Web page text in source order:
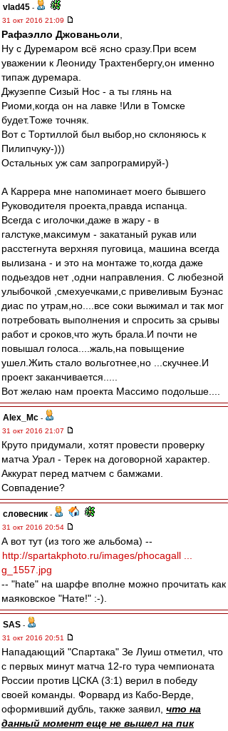
vlad45 -
31 окт 2016 21:09
Рафаэлло Джованьоли
Ну с Дуремаром всё ясно сразу.При всем
уважении к Леониду Трахтенбергу,он именно
типаж дуремара.
Джузеппе Сизый Нос - а ты глянь на
Риоми,когда он на лавке !Или в Томске
будет.Тоже точняк.
Вот с Тортиллой был выбор,но склоняюсь к
Пилипчуку-)))
Остальных уж сам запрограмируй-)
А Каррера мне напоминает моего бывшего
Руководителя проекта,правда испанца.
Всегда с иголочки,даже в жару - в
галстуке,максимум - закатаный рукав или
расстегнута верхняя пуговица, машина всегда
вылизана - и это на монтаже то,когда даже
подьездов нет ,одни направления. С любезной
улыбочкой ,смехуечками,с привеливым Буэнас
диас по утрам,но....все соки выжимал и так мог
потребовать выполнения и спросить за срывы
работ и сроков,что жуть брала.И почти не
повышал голоса....жаль,на повыщение
ушел.Жить стало вольготнее,но ...скучнее.И
проект заканчивается.....
Вот желаю нам проекта Массимо подольше....
Alex_Mc -
31 окт 2016 21:07
Круто придумали, хотят провести проверку
матча Урал - Терек на договорной характер.
Аккурат перед матчем с бамжами.
Совпадение?
словесник -
31 окт 2016 20:54
А вот тут (из того же альбома) --
http://spartakphoto.ru/images/phocagall ...
g_1557.jpg
-- "hate" на шарфе вполне можно прочитать как
маяковское "Нате!" :-).
SAS -
31 окт 2016 20:51
Нападающий "Спартака" Зе Луиш отметил, что
с первых минут матча 12-го тура чемпионата
России против ЦСКА (3:1) верил в победу
своей команды. Форвард из Кабо-Верде,
оформивший дубль, также заявил, что на
данный момент еще не вышел на пик